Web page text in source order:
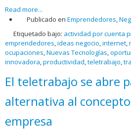
Read more...
Publicado en Emprendedores
Etiquetado bajo: actividad por cuenta
emprendedores ideas negocio internet
ocupaciones Nuevas Tecnologías
innovadora productividad teletrabajo
El teletrabajo se abre
alternativa al
empresa